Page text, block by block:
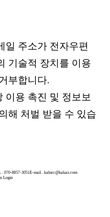
일 주소가 전자우편
기술적 장치를 이용
부합니다.
이용 촉진 및 정보보
해 처벌 받을 수 있습
. 070-8857-3051E-mail . kahsrc@kakao.com
Login